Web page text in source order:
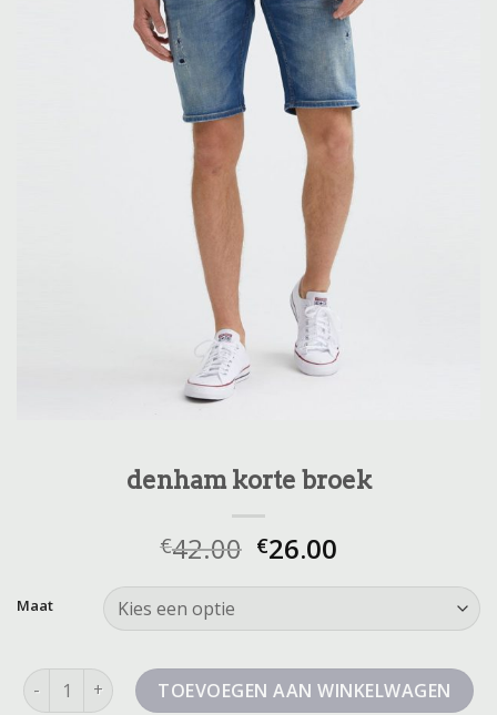
denham korte broek
€42.00 €26.00
Maat
denham korte broek aantalTOEVOEGEN AAN WINKELWAGEN